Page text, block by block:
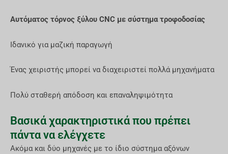
Αυτόματος τόρνος ξύλου CNC με σύστημα τροφοδοσίας
Ιδανικό για μαζική παραγωγή
Ένας χειριστής μπορεί να διαχειριστεί πολλά μηχανήματα
Πολύ σταθερή απόδοση και επαναληψιμότητα
Βασικά χαρακτηριστικά που πρέπει
πάντα να ελέγχετε
Ακόμα και δύο μηχανές με το ίδιο σύστημα αξόνων